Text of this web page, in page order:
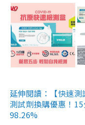
延伸閱讀：【快速
測試劑換購優惠！
98.26%